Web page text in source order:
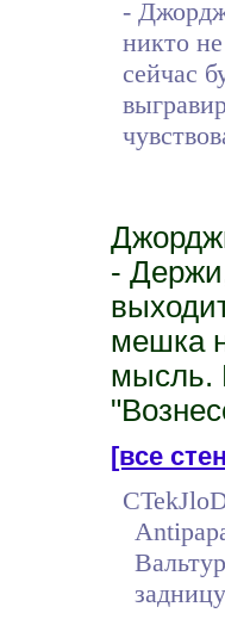
-
никто
сейчас
-
мешка
мысль.
[все